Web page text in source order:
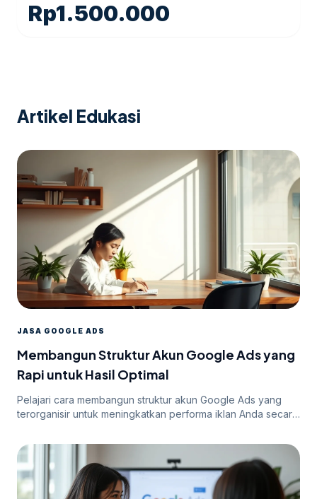
Rp1.500.000
Artikel Edukasi
JASA GOOGLE ADS
Membangun Struktur Akun Google Ads yang
Rapi untuk Hasil Optimal
Pelajari cara membangun struktur akun Google Ads yang
terorganisir untuk meningkatkan performa iklan Anda secara